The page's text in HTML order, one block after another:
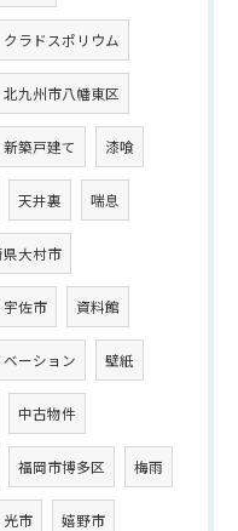
クラドスポリウム
北九州市八幡東区
新築戸建て 漆喰
天井裏 喘息
県大村市
宇佐市 資料館
ベーション 壁紙
中古物件
福岡市博多区 梅雨
光市 嬉野市